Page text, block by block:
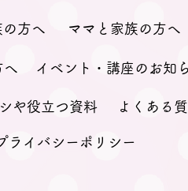
方へ ママと家族の方へ
へ イベント・講座のお知
や役立つ資料 よくある
ライバシーポリシー